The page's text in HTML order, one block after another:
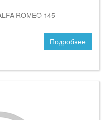
ROMEO 145
Подробнее